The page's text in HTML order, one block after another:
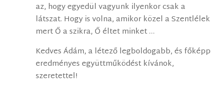
az, hogy egyedül vagyunk ilyenkor csak a
látszat. Hogy is volna, amikor közel a Szentlélek
mert Ő a szikra, Ő éltet minket …
Kedves Ádám, a létező legboldogabb, és főképp
eredményes együttműködést kívánok,
szeretettel!